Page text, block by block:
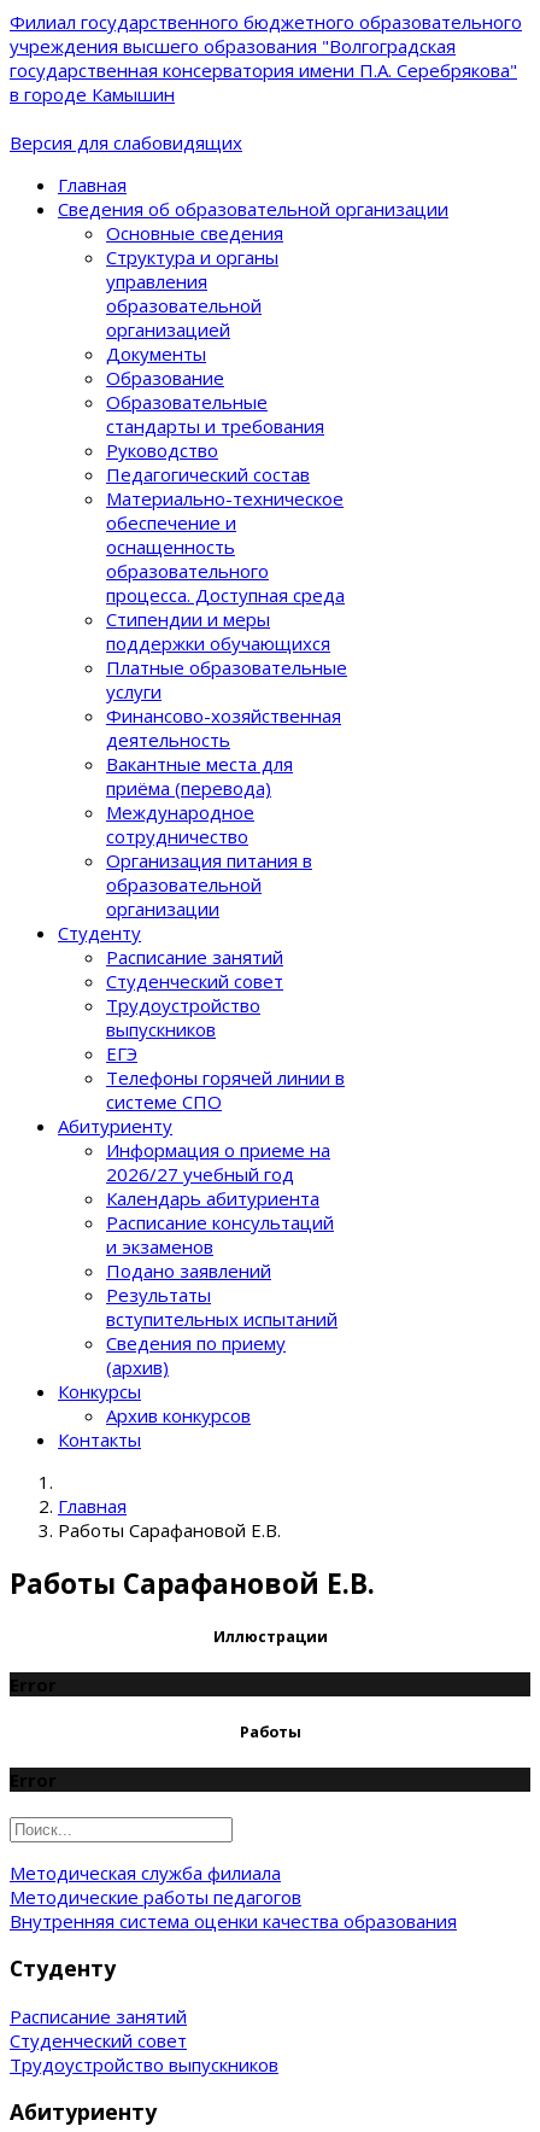
Филиал государственного бюджетного образовательного
учреждения высшего образования "Волгоградская
государственная консерватория имени П.А. Серебрякова"
в городе Камышин
Версия для слабовидящих
Главная
Сведения об образовательной организации
Основные сведения
Структура и органы
управления
образовательной
организацией
Документы
Образование
Образовательные
стандарты и требования
Руководство
Педагогический состав
Материально-техническое
обеспечение и
оснащенность
образовательного
процеcса. Доступная среда
Стипендии и меры
поддержки обучающихся
Платные образовательные
услуги
Финансово-хозяйственная
деятельность
Вакантные места для
приёма (перевода)
Международное
сотрудничество
Организация питания в
образовательной
организации
Студенту
Расписание занятий
Студенческий совет
Трудоустройство
выпускников
ЕГЭ
Телефоны горячей линии в
системе СПО
Абитуриенту
Информация о приеме на
2026/27 учебный год
Календарь абитуриента
Расписание консультаций
и экзаменов
Подано заявлений
Результаты
вступительных испытаний
Сведения по приему
(архив)
Конкурсы
Архив конкурсов
Контакты
Главная
Работы Сарафановой Е.В.
Работы Сарафановой Е.В.
Иллюстрации
Error
Работы
Error
Методическая служба филиала
Методические работы педагогов
Внутренняя система оценки качества образования
Студенту
Расписание занятий
Студенческий совет
Трудоустройство выпускников
Абитуриенту